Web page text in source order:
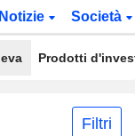
Notizie Società
Prodotti
Filtri